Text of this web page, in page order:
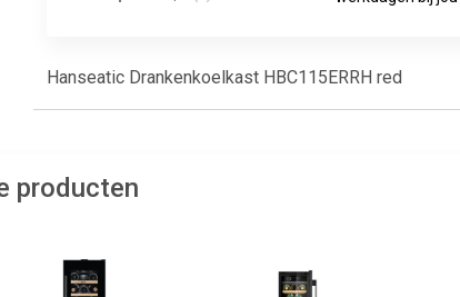
Hanseatic Drankenkoelkast HBC115ERRH red
producten